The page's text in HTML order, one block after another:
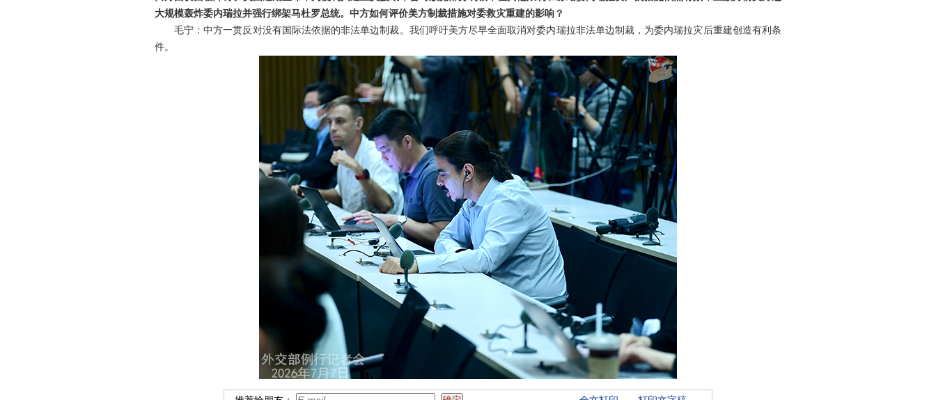
大规模轰炸委内瑞拉并强行绑架马杜罗总统。中方如何评价美方制裁措施对委救灾重建的影响？
毛宁：中方一贯反对没有国际法依据的非法单边制裁。我们呼吁美方尽早全面取消对委内瑞拉非法单边制裁，为委内瑞拉灾后重建创造有利条
件。